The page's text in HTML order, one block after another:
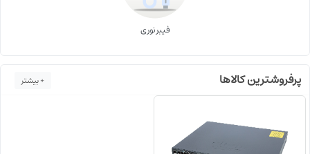
فیبر نوری
پرفروشترین کالاها + بیشتر